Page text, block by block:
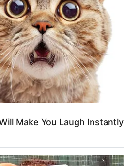
Make You Laugh Instantly